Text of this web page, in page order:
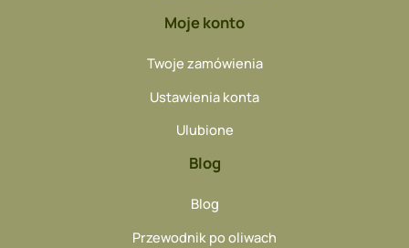
Moje konto
Twoje zamówienia
Ustawienia konta
Ulubione
Blog
Blog
Przewodnik po oliwach